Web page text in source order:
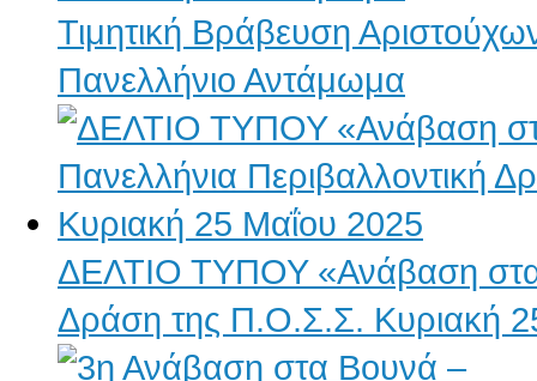
Τιμητική Βράβευση
Πανελλήνιο Αντάμωμα
ΔΕΛΤΙΟ ΤΥΠΟΥ «Ανάβαση στα
Δράση της Π.Ο.Σ.Σ. Κυριακή